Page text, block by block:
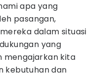
apa yang
pasangan,
dalam situasi
yang
mengajarkan kita
kebutuhan dan